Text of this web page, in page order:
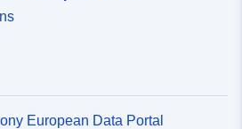
European Data Portal